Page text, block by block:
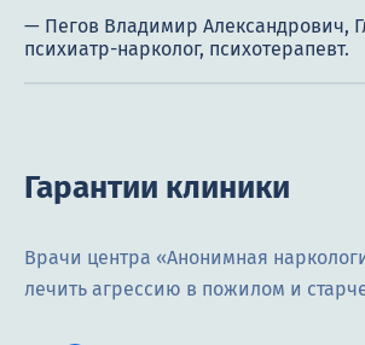
Гарантии клиники
Врачи центра «Анонимная
лечить агрессию в пожилом и